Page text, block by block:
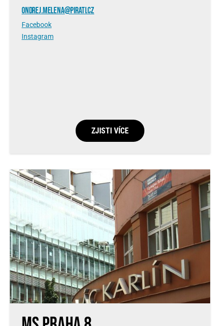
ONDREJ.MELENA@PIRATI.CZ
Facebook
Instagram
ZJISTI VÍCE